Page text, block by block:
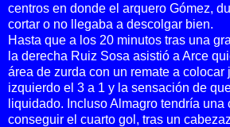
centros en donde el arquero Gómez,
cortar o no llegaba a descolgar bien.
Hasta que a los 20 minutos tras una
la derecha Ruiz Sosa asistió a Arce
área de zurda con un remate a colocar
izquierdo el 3 a 1 y la sensación de
liquidado. Incluso Almagro tendría una
conseguir el cuarto gol, tras un